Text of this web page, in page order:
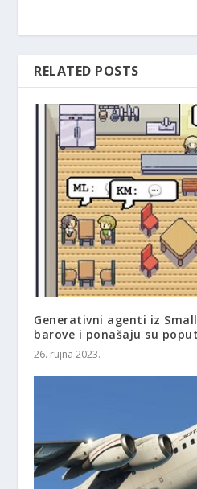
RELATED POSTS
Generativni agenti iz
barove i ponašaju su
26. rujna 2023.